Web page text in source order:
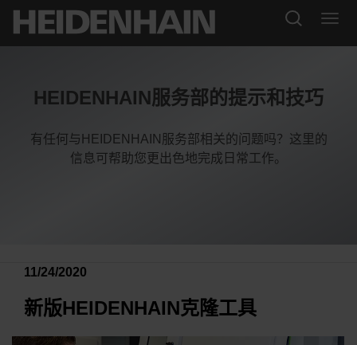
HEIDENHAIN服务部的提示和技巧
有任何与HEIDENHAIN服务部相关的问题吗？这里的
信息可帮助您更出色地完成日常工作。
11/24/2020
新版HEIDENHAIN克隆工具